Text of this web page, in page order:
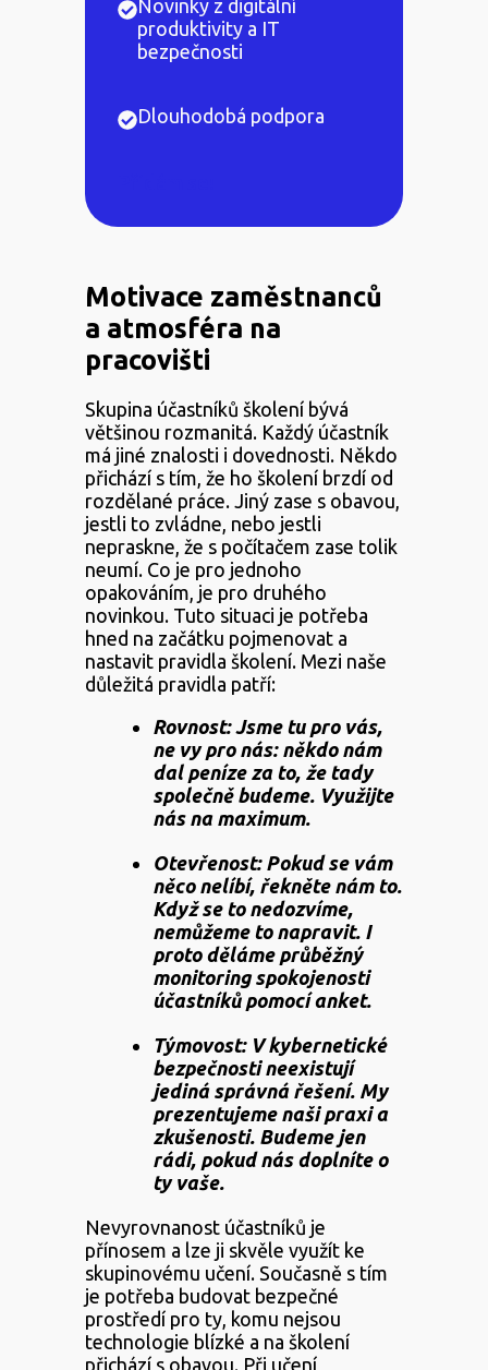
Novinky z digitální
produktivity a IT
bezpečnosti
Dlouhodobá podpora
Motivace zaměstnanců
a atmosféra na
pracovišti
Skupina účastníků školení bývá
většinou rozmanitá. Každý účastník
má jiné znalosti i dovednosti. Někdo
přichází s tím, že ho školení brzdí od
rozdělané práce. Jiný zase s obavou,
jestli to zvládne, nebo jestli
nepraskne, že s počítačem zase tolik
neumí. Co je pro jednoho
opakováním, je pro druhého
novinkou. Tuto situaci je potřeba
hned na začátku pojmenovat a
nastavit pravidla školení. Mezi naše
důležitá pravidla patří:
Rovnost: Jsme tu pro vás,
ne vy pro nás: někdo nám
dal peníze za to, že tady
společně budeme. Využijte
nás na maximum.
Otevřenost: Pokud se vám
něco nelíbí, řekněte nám to.
Když se to nedozvíme,
nemůžeme to napravit. I
proto děláme průběžný
monitoring spokojenosti
účastníků pomocí anket.
Týmovost: V kybernetické
bezpečnosti neexistují
jediná správná řešení. My
prezentujeme naši praxi a
zkušenosti. Budeme jen
rádi, pokud nás doplníte o
ty vaše.
Nevyrovnanost účastníků je
přínosem a lze ji skvěle využít ke
skupinovému učení. Současně s tím
je potřeba budovat bezpečné
prostředí pro ty, komu nejsou
technologie blízké a na školení
přichází s obavou. Při učení